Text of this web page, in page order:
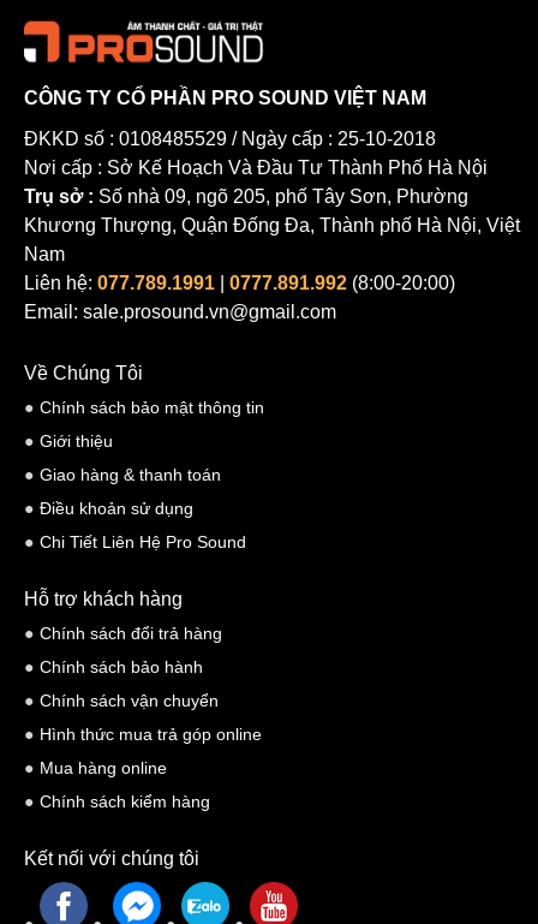
Video: Đánh giá DZR15 của Prosound Việt Nam dòng tương tự với
Pro Sound - Trung Tâm Trải Nghiệm Âm Thanh Yamaha Việt Nam
CÔNG TY CỔ PHẦN PRO SOUND VIỆT NAM
ĐKKD số : 0108485529 / Ngày cấp : 25-10-2018
Nơi cấp : Sở Kế Hoạch Và Đầu Tư Thành Phố Hà Nội
Trụ sở : Số nhà 09, ngõ 205, phố Tây Sơn, Phường
Khương Thượng, Quận Đống Đa, Thành phố Hà Nội, Việt
Nam
Liên hệ: 077.789.1991 0777.891.992 (8:00-20:00)
Email: sale.prosound.vn@gmail.com
Về Chúng Tôi
Chính sách bảo mật thông tin
Giới thiệu
Giao hàng & thanh toán
Điều khoản sử dụng
Chi Tiết Liên Hệ Pro Sound
Hỗ trợ khách hàng
Chính sách đổi trả hàng
Chính sách bảo hành
Chính sách vận chuyển
Hình thức mua trả góp online
Mua hàng online
Chính sách kiểm hàng
Kết nối với chúng tôi